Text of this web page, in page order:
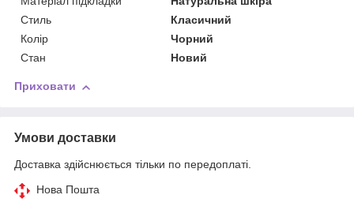
Стиль
Класичний
Колір
Чорний
Стан
Новий
Приховати
Умови доставки
Доставка здійснюється тільки по передоплаті.
Нова Пошта